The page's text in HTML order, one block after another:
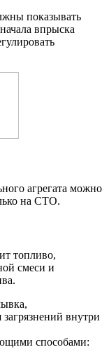
показывать
впрыска
агрегата можно
на СТО.
топливо,
смеси и
внутри
способами: